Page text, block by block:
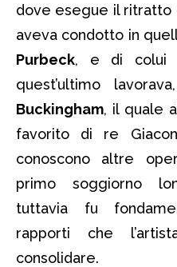
dove esegue il ritratto
aveva condotto in
Purbeck, e di colui
quest’ultimo
Buckingham, il quale
favorito di re
conoscono altre
primo soggiorno
tuttavia fu
rapporti che
consolidare.